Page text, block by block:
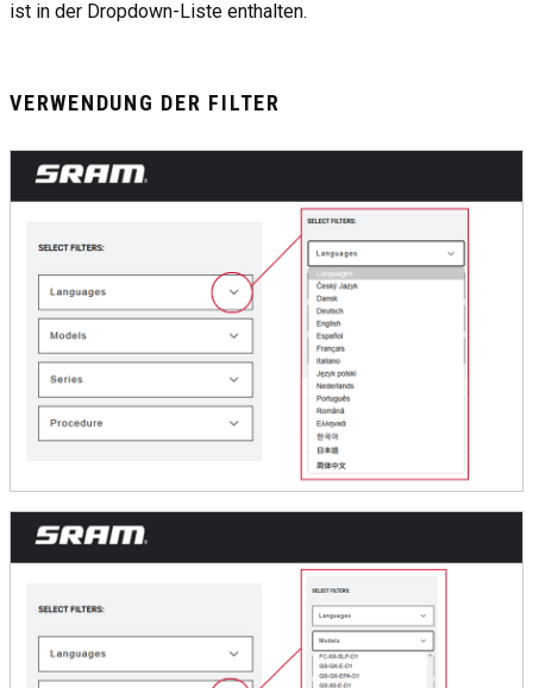
ist in der Dropdown-Liste enthalten.
VERWENDUNG DER FILTER